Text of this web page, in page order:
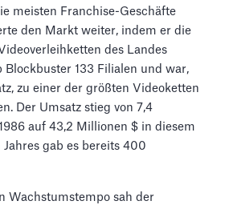
meisten Franchise-Geschäfte
den Markt weiter, indem er die
des Landes
Blockbuster 133 Filialen und war,
zu einer der größten Videoketten
Der Umsatz stieg von 7,4
auf 43,2 Millionen $ in diesem
Jahres gab es bereits 400
Wachstumstempo sah der